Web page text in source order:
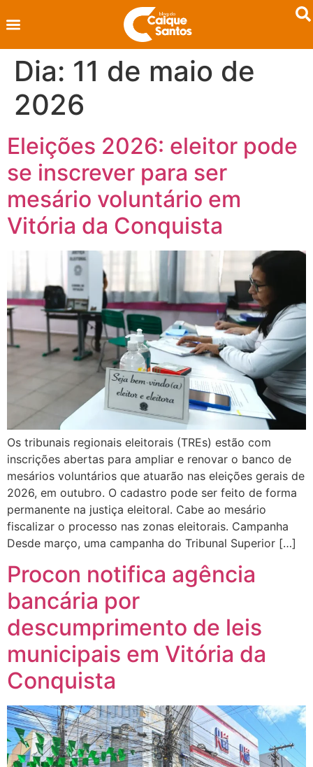
Dia: 11 de maio de
2026
Eleições 2026: eleitor pode
se inscrever para ser
mesário voluntário em
Vitória da Conquista
Os tribunais regionais eleitorais (TREs) estão com
inscrições abertas para ampliar e renovar o banco de
mesários voluntários que atuarão nas eleições gerais de
2026, em outubro. O cadastro pode ser feito de forma
permanente na justiça eleitoral. Cabe ao mesário
fiscalizar o processo nas zonas eleitorais. Campanha
Desde março, uma campanha do Tribunal Superior […]
Procon notifica agência
bancária por
descumprimento de leis
municipais em Vitória da
Conquista